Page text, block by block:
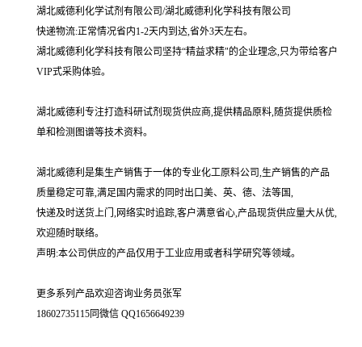
湖北威德利化学试剂有限公司/湖北威德利化学科技有限公司
快递物流:正常情况省内1-2天内到达,省外3天左右。
湖北威德利化学科技有限公司坚持“精益求精"的企业理念,只为带给客户
VIP式采购体验。
湖北威德利专注打造科研试剂现货供应商,提供精品原料,随货提供质检
单和检测图谱等技术资料。
湖北威德利是集生产销售于一体的专业化工原料公司,生产销售的产品
质量稳定可靠,满足国内需求的同时出口美、英、德、法等国,
快递及时送货上门,网络实时追踪,客户满意省心,产品现货供应量大从优,
欢迎随时联络。
声明:本公司供应的产品仅用于工业应用或者科学研究等领域。
更多系列产品欢迎咨询业务员张军
18602735115同微信 QQ1656649239